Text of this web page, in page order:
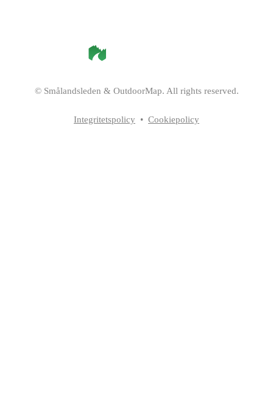
© Smålandsleden & OutdoorMap. All rights reserved.
Integritetspolicy • Cookiepolicy